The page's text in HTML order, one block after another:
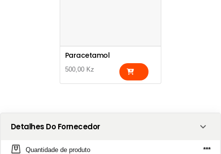
Detalhes Do Fornecedor
Quantidade de produto ***
Paracetamol
500,00 Kz